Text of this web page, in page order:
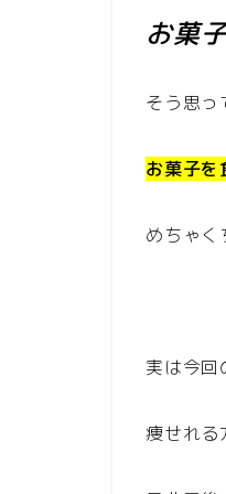
お菓
そう思っ
お菓子を
めちゃく
実は今回
痩せれる